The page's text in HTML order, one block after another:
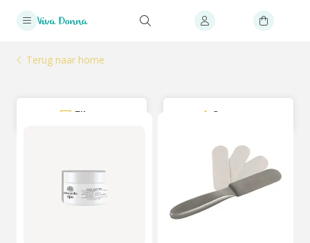
Terug naar home
Filter Sorteer